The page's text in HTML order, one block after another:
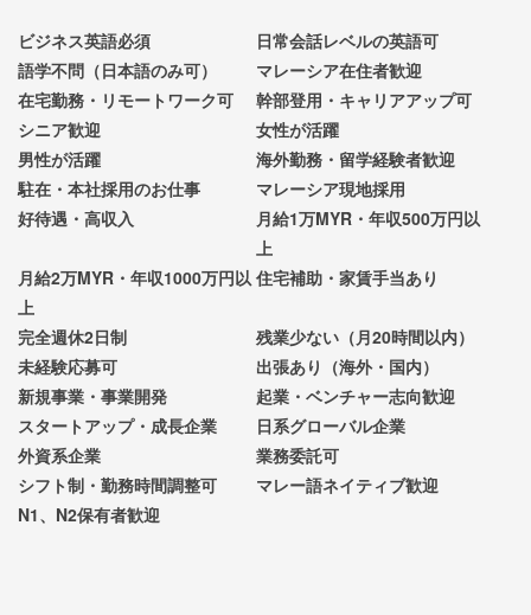
ビジネス英語必須
日常会話レベルの英語可
語学不問（日本語のみ可）
マレーシア在住者歓迎
在宅勤務・リモートワーク可
幹部登用・キャリアアップ可
シニア歓迎
女性が活躍
男性が活躍
海外勤務・留学経験者歓迎
駐在・本社採用のお仕事
マレーシア現地採用
好待遇・高収入
月給1万MYR・年収500万円以
上
月給2万MYR・年収1000万円以
上
住宅補助・家賃手当あり
完全週休2日制
残業少ない（月20時間以内）
未経験応募可
出張あり（海外・国内）
新規事業・事業開発
起業・ベンチャー志向歓迎
スタートアップ・成長企業
日系グローバル企業
外資系企業
業務委託可
シフト制・勤務時間調整可
マレー語ネイティブ歓迎
N1、N2保有者歓迎